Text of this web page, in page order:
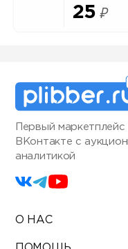
25 ₽
Первый
ВКонтакте с
аналитикой
О НАС